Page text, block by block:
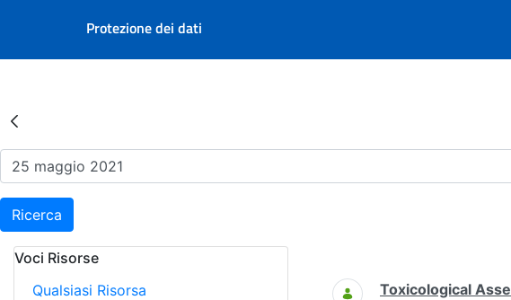
Protezione dei dati
Risultati della Ricerca - Eventi
Ricerca
Voci Risorse
Qualsiasi Risorsa
Ricerca
Toxicological